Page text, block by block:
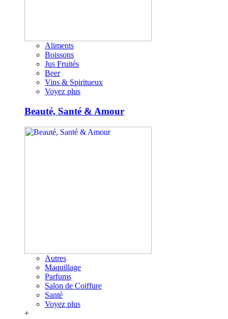
Aliments
Boissons
Jus Fruités
Beer
Vins & Spiritueux
Voyez plus
Beauté, Santé & Amour
Autres
Maquillage
Parfums
Salon de Coiffure
Santé
Voyez plus
+